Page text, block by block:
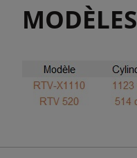
MODÈLES